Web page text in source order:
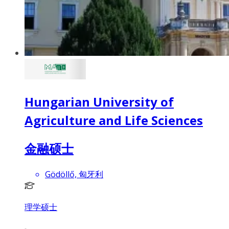
Hungarian University of
Agriculture and Life Sciences
金融硕士
Gödöllő, 匈牙利
理学硕士